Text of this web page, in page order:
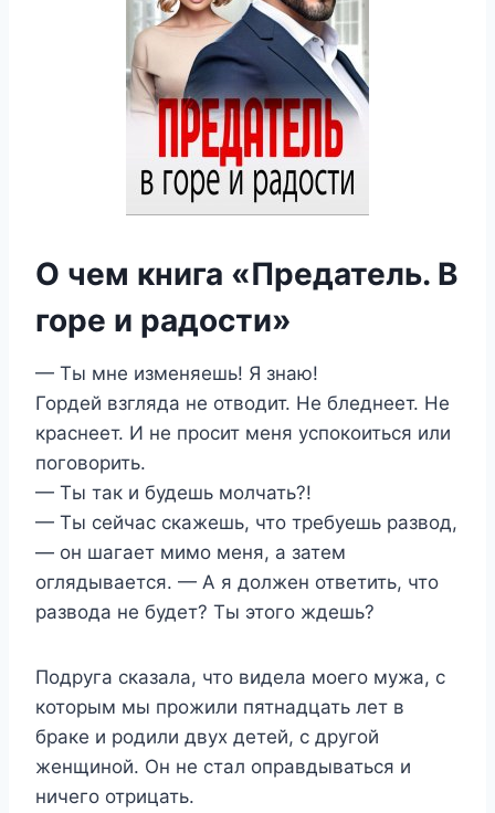
О чем книга «Предатель. В
горе и радости»
— Ты мне изменяешь! Я знаю!
Гордей взгляда не отводит. Не бледнеет. Не
краснеет. И не просит меня успокоиться или
поговорить.
— Ты так и будешь молчать?!
— Ты сейчас скажешь, что требуешь развод,
— он шагает мимо меня, а затем
оглядывается. — А я должен ответить, что
развода не будет? Ты этого ждешь?
Подруга сказала, что видела моего мужа, с
которым мы прожили пятнадцать лет в
браке и родили двух детей, с другой
женщиной. Он не стал оправдываться и
ничего отрицать.